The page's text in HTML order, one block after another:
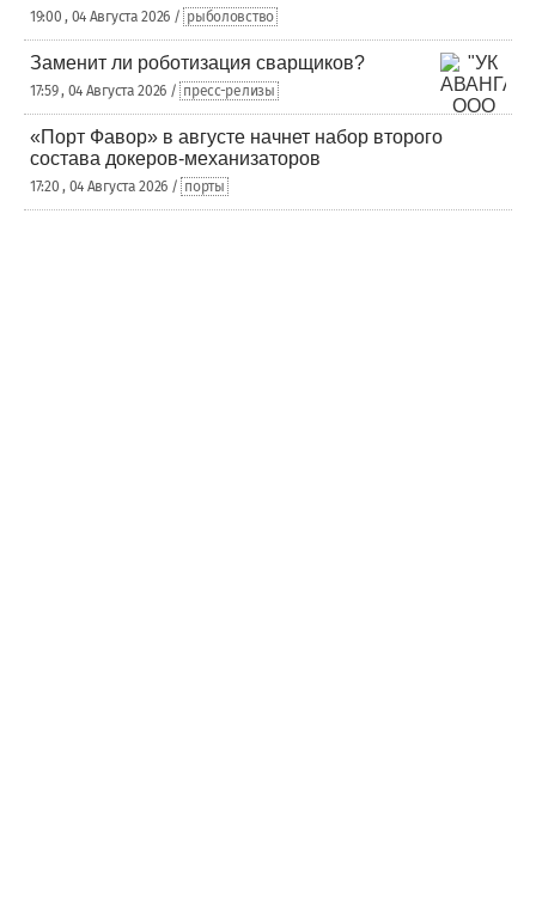
19:00 , 04 Августа 2026 / рыболовство
Заменит ли роботизация сварщиков?
17:59 , 04 Августа 2026 / пресс-релизы
«Порт Фавор» в августе начнет набор второго
состава докеров-механизаторов
17:20 , 04 Августа 2026 / порты